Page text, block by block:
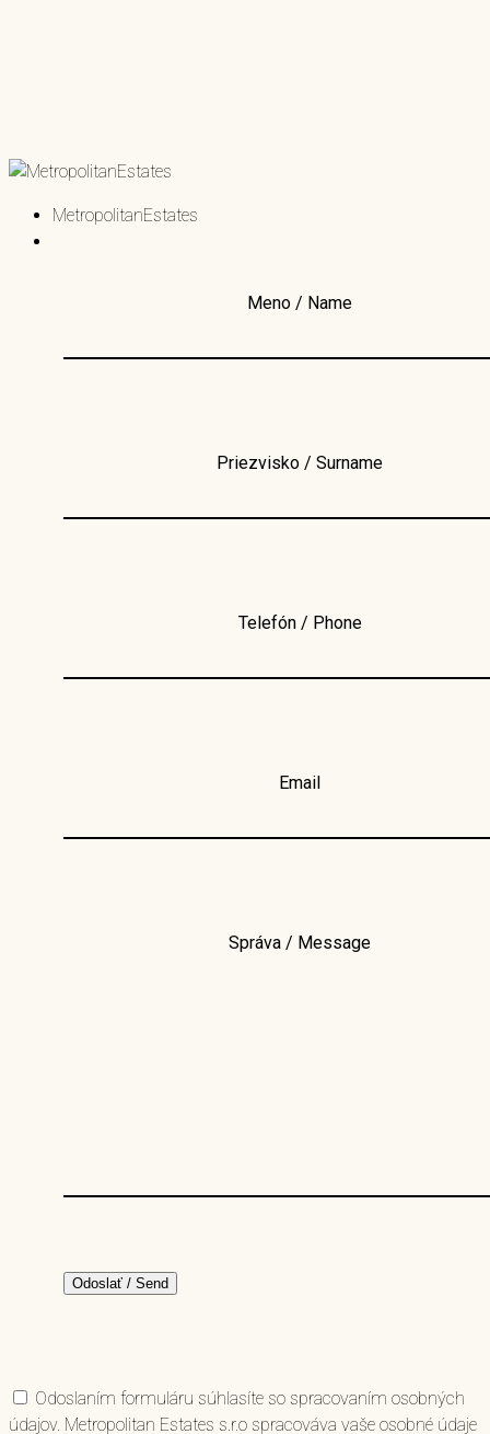
MetropolitanEstates
Meno / Name
Priezvisko / Surname
Telefón / Phone
Email
Správa / Message
Odoslaním formuláru súhlasíte so spracovaním osobných
údajov. Metropolitan Estates s.r.o spracováva vaše osobné údaje